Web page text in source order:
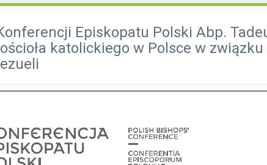
Episkopatu Polski Abp.
katolickiego w Polsce w związku